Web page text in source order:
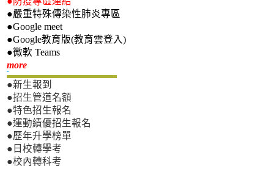
●嚴重特殊傳染性肺炎專區
●Google meet
●Google教育版(教育雲登入)
●微軟 Teams
more新生專區
●新生報到
●招生管道名額
●特色招生報名
●運動績優招生報名
●歷年升學榜單
●日校轉學考
●校內轉科考